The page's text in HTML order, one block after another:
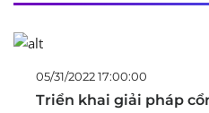
05/31/2022 17:00:00
Triển khai giải pháp